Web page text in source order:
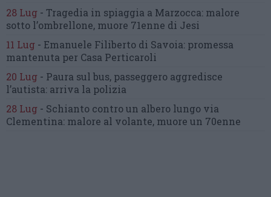
28 Lug - Tragedia in spiaggia a Marzocca: malore
sotto l’ombrellone, muore 71enne di Jesi
11 Lug - Emanuele Filiberto di Savoia: promessa
mantenuta per Casa Perticaroli
20 Lug - Paura sul bus, passeggero aggredisce
l’autista: arriva la polizia
28 Lug - Schianto contro un albero lungo via
Clementina: malore al volante, muore un 70enne